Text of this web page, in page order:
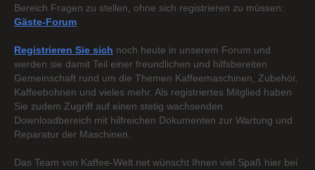
Bereich Fragen zu stellen, ohne sich registrieren zu müssen:
Gäste-Forum
Registrieren Sie sich noch heute in unserem Forum und
werden sie damit Teil einer freundlichen und hilfsbereiten
Gemeinschaft rund um die Themen Kaffeemaschinen, Zubehör,
Kaffeebohnen und vieles mehr. Als registriertes Mitglied haben
Sie zudem Zugriff auf einen stetig wachsenden
Downloadbereich mit hilfreichen Dokumenten zur Wartung und
Reparatur der Maschinen.
Das Team von Kaffee-Welt.net wünscht Ihnen viel Spaß hier bei